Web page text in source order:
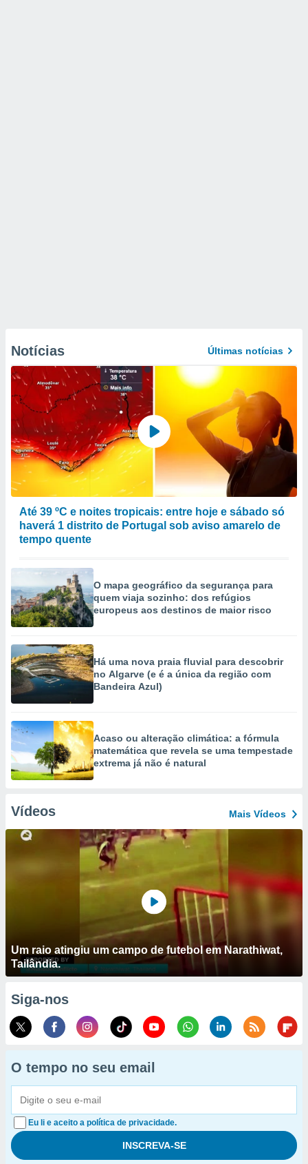
Notícias Últimas notícias
Até 39 ºC e noites tropicais: entre hoje e sábado só
haverá 1 distrito de Portugal sob aviso amarelo de
tempo quente
O mapa geográfico da segurança para
quem viaja sozinho: dos refúgios
europeus aos destinos de maior risco
Há uma nova praia fluvial para descobrir
no Algarve (e é a única da região com
Bandeira Azul)
Acaso ou alteração climática: a fórmula
matemática que revela se uma tempestade
extrema já não é natural
Vídeos Mais Vídeos
Um raio atingiu um campo de futebol em Narathiwat,
Tailândia.
Siga-nos
O tempo no seu email
Eu li e aceito a política de privacidade.